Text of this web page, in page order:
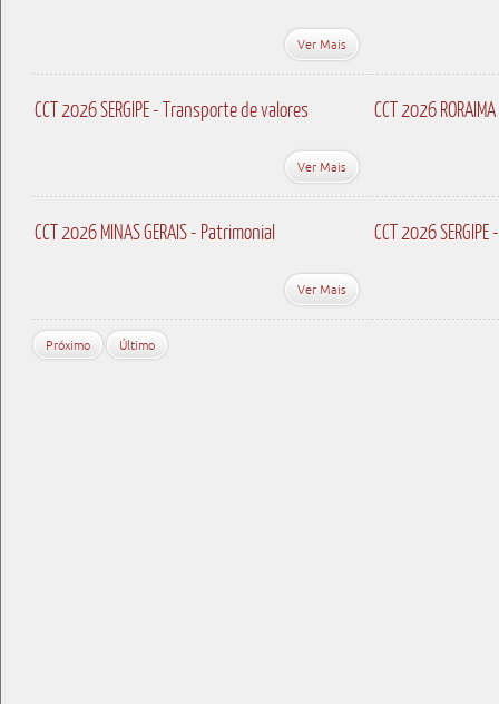
Ver Mais
CCT 2026 SERGIPE - Transporte de valores
Ver Mais
CCT 2026
CCT 2026 MINAS GERAIS - Patrimonial
Ver Mais
CCT 2026
Próximo Último